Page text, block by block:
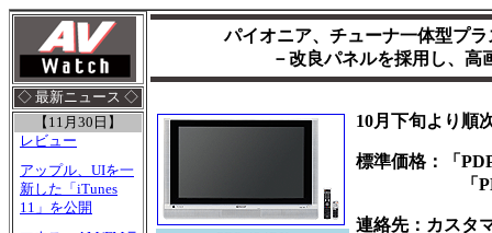
◇ 最新ニュース ◇
【11月30日】
レビュー
アップル、UIを一
新した「iTunes
11」を公開
パイオニア、チューナ一体型プ
－改良パネルを採用し、高
10月下旬より順
標準価格：「
「PDP-
連絡先：カスタ